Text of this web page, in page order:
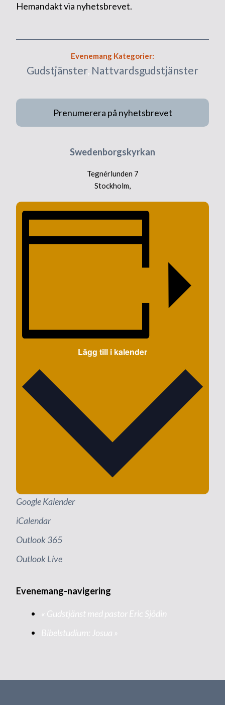
Hemandakt via nyhetsbrevet.
Evenemang Kategorier:
Gudstjänster, Nattvardsgudstjänster
Prenumerera på nyhetsbrevet
Swedenborgskyrkan
Tegnérlunden 7
Stockholm,
Lägg till i kalender
Google Kalender
iCalendar
Outlook 365
Outlook Live
Evenemang-navigering
« Gudstjänst med pastor Eric Sjödin
Bibelstudium: Josua »